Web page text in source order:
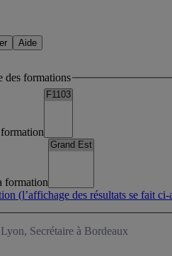
Aide
des formations
formation
(l’affichage des résultats se fait
Secrétaire à Bordeaux